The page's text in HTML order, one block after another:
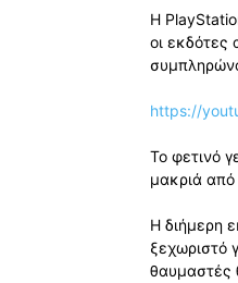
Η
οι εκδότες
https://
Το φετινό
μακριά από
Η διήμερη
ξεχωριστό
θαυμαστές